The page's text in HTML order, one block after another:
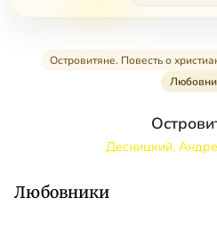
Островитяне. Повесть о
Десницкий,
Любовники